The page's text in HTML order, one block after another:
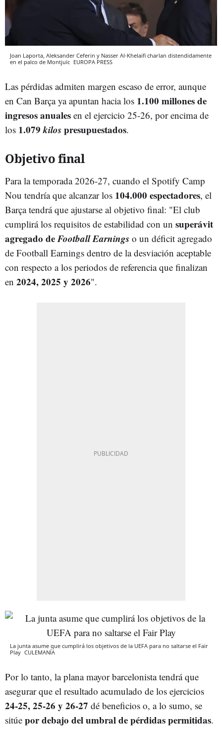
Joan Laporta, Aleksander Ceferin y Nasser Al-Khelaifi charlan distendidamente
en el palco de Montjuïc EUROPA PRESS
Las pérdidas admiten margen escaso de error, aunque
en Can Barça ya apuntan hacia los 1.100 millones de
ingresos anuales en el ejercicio 25-26, por encima de
los 1.079kilospresupuestados.
Objetivo final
Para la temporada 2026-27, cuando el Spotify Camp
Nou tendría que alcanzar los 104.000 espectadores, el
Barça tendrá que ajustarse al objetivo final: "El club
cumplirá los requisitos de estabilidad con un superávit
agregado deFootball Earnings o un déficit agregado
de Football Earnings dentro de la desviación aceptable
con respecto a los periodos de referencia que finalizan
en 2024, 2025 y 2026".
La junta asume que cumplirá los objetivos de la UEFA para no saltarse el Fair
Play CULEMANÍA
Por lo tanto, la plana mayor barcelonista tendrá que
asegurar que el resultado acumulado de los ejercicios
24-25, 25-26 y 26-27 dé beneficios o, a lo sumo, se
sitúe por debajo del umbral de pérdidas permitidas.